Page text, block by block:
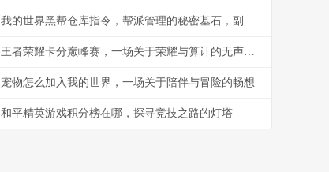
我的世界黑帮仓库指令，帮派管理的秘密基石，副标题，指令构筑的地下秩序与财富堡垒
王者荣耀卡分巅峰赛，一场关于荣耀与算计的无声战争
宠物怎么加入我的世界，一场关于陪伴与冒险的畅想
和平精英游戏积分榜在哪，探寻竞技之路的灯塔